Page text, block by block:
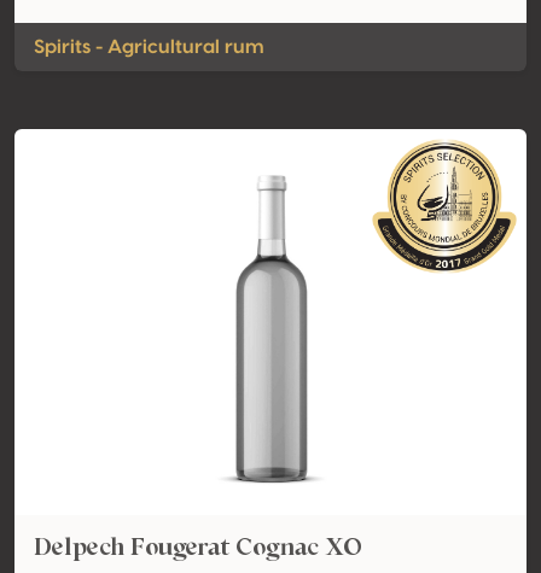
Spirits - Agricultural rum
Delpech Fougerat Cognac XO